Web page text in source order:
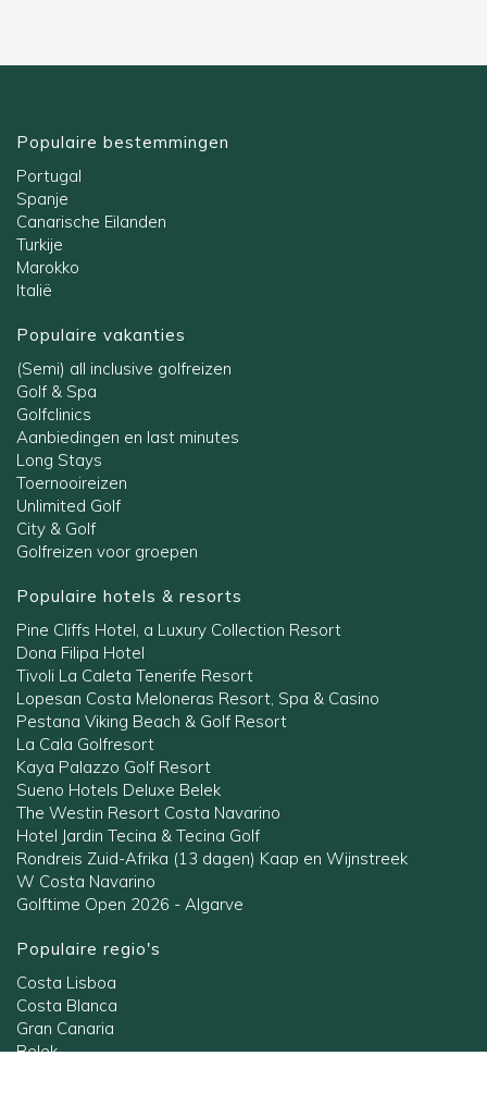
Populaire bestemmingen
Portugal
Spanje
Canarische Eilanden
Turkije
Marokko
Italië
Populaire vakanties
(Semi) all inclusive golfreizen
Golf & Spa
Golfclinics
Aanbiedingen en last minutes
Long Stays
Toernooireizen
Unlimited Golf
City & Golf
Golfreizen voor groepen
Populaire hotels & resorts
Pine Cliffs Hotel, a Luxury Collection Resort
Dona Filipa Hotel
Tivoli La Caleta Tenerife Resort
Lopesan Costa Meloneras Resort, Spa & Casino
Pestana Viking Beach & Golf Resort
La Cala Golfresort
Kaya Palazzo Golf Resort
Sueno Hotels Deluxe Belek
The Westin Resort Costa Navarino
Hotel Jardin Tecina & Tecina Golf
Rondreis Zuid-Afrika (13 dagen) Kaap en Wijnstreek
W Costa Navarino
Golftime Open 2026 - Algarve
Populaire regio's
Costa Lisboa
Costa Blanca
Gran Canaria
Belek